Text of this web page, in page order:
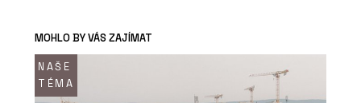
MOHLO BY VÁS ZAJÍMAT
NAŠE
TÉMA